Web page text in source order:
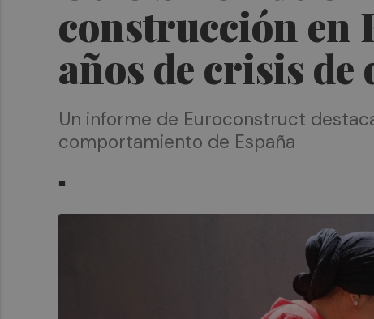
construcción en
años de crisis de
Un informe de Euroconstruct
comportamiento de España